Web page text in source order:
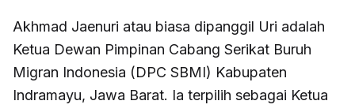
Akhmad Jaenuri atau biasa dipanggil Uri adalah
Ketua Dewan Pimpinan Cabang Serikat Buruh
Migran Indonesia (DPC SBMI) Kabupaten
Indramayu, Jawa Barat. Ia terpilih sebagai Ketua